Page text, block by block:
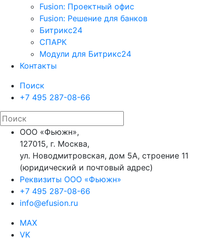
Fusion: Проектный офис
Fusion: Решение для банков
Битрикс24
СПАРК
Модули для Битрикс24
Контакты
Поиск
+7 495 287-08-66
ООО «Фьюжн»,
127015, г. Москва,
ул. Новодмитровская, дом 5А, строение 11
(юридический и почтовый адрес)
Реквизиты ООО «Фьюжн»
+7 495 287-08-66
info@efusion.ru
MAX
VK